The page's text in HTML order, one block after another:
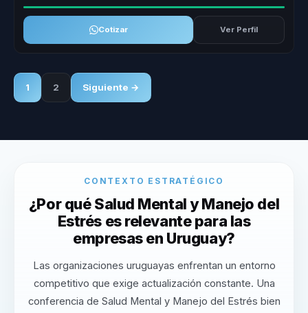
Cotizar Ver Perfil
1 2 Siguiente →
CONTEXTO ESTRATÉGICO
¿Por qué Salud Mental y Manejo del
Estrés es relevante para las
empresas en Uruguay?
Las organizaciones uruguayas enfrentan un entorno
competitivo que exige actualización constante. Una
conferencia de Salud Mental y Manejo del Estrés bien